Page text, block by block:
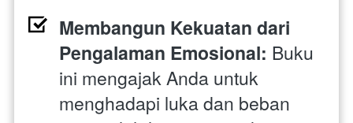
Membangun Kekuatan dari
Pengalaman Emosional: Buku
ini mengajak Anda untuk
menghadapi luka dan beban